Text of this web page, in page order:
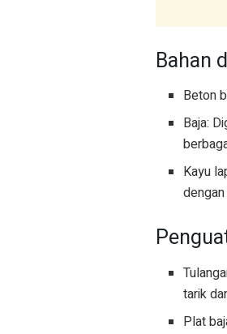
Bahan
Beton
Baja:
Kayu
tarik
Plat